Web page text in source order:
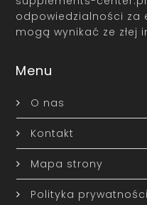
odpowiedzialności za
mogą wynikać ze złej
Menu
O nas
Kontakt
Mapa strony
Polityka prywatności